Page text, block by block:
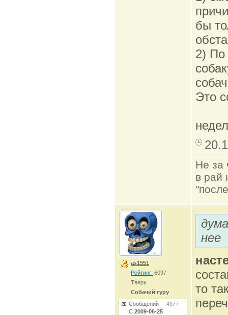
бы
2) По
Это
Не за
в рай
as1551
Рейтинг: 6097
Тверь
Собачий гуру
Сообщений 4977
С 2009-06-25
нее
то